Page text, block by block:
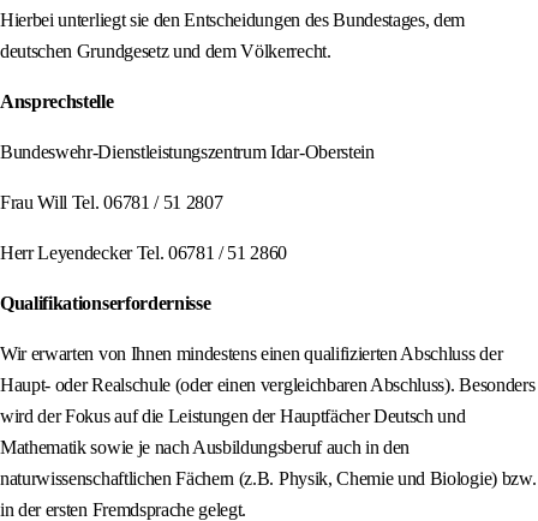
Hierbei unterliegt sie den Entscheidungen des Bundestages, dem
deutschen Grundgesetz und dem Völkerrecht.
Ansprechstelle
Bundeswehr-Dienstleistungszentrum Idar-Oberstein
Frau Will Tel. 06781 / 51 2807
Herr Leyendecker Tel. 06781 / 51 2860
Qualifikationserfordernisse
Wir erwarten von Ihnen mindestens einen qualifizierten Abschluss der
Haupt- oder Realschule (oder einen vergleichbaren Abschluss). Besonders
wird der Fokus auf die Leistungen der Hauptfächer Deutsch und
Mathematik sowie je nach Ausbildungsberuf auch in den
naturwissenschaftlichen Fächern (z.B. Physik, Chemie und Biologie) bzw.
in der ersten Fremdsprache gelegt.